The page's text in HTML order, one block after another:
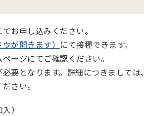
お申し込みください。
が開きます） にて接種できます。
ージにてご確認ください。
要となります。詳細につきましては、
さい。
）